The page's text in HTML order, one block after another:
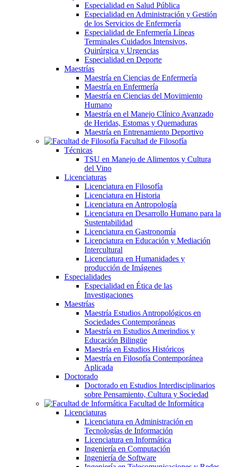
Especialidad en Salud Pública
Especialidad en Administración y Gestión
de los Servicios de Enfermería
Especialidad de Enfermería Líneas
Terminales Cuidados Intensivos,
Quirúrgica y Urgencias
Especialidad en Deporte
Maestrías
Maestría en Ciencias de Enfermería
Maestría en Enfermería
Maestría en Ciencias del Movimiento
Humano
Maestría en el Manejo Clínico Avanzado
de Heridas, Estomas y Quemaduras
Maestría en Entrenamiento Deportivo
Facultad de Filosofía
Técnicas
TSU en Manejo de Alimentos y Cultura
del Vino
Licenciaturas
Licenciatura en Filosofía
Licenciatura en Historia
Licenciatura en Antropología
Licenciatura en Desarrollo Humano para la
Sustentabilidad
Licenciatura en Gastronomía
Licenciatura en Educación y Mediación
Intercultural
Licenciatura en Humanidades y
producción de Imágenes
Especialidades
Especialidad en Ética de las
Investigaciones
Maestrías
Maestría Estudios Antropológicos en
Sociedades Contemporáneas
Maestría en Estudios Amerindios y
Educación Bilingüe
Maestría en Estudios Históricos
Maestría en Filosofía Contemporánea
Aplicada
Doctorado
Doctorado en Estudios Interdisciplinarios
sobre Pensamiento, Cultura y Sociedad
Facultad de Informática
Licenciaturas
Licenciatura en Administración en
Tecnologías de Información
Licenciatura en Informática
Ingeniería en Computación
Ingeniería de Software